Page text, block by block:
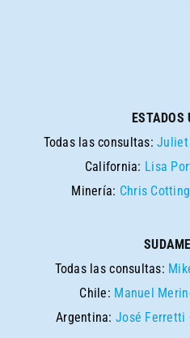
ESTADOS
Todas las consultas:Juliet
California: Lisa
Minería: Chris
Todas las consultas:
Chile: Manuel
Argentina:José Ferretti